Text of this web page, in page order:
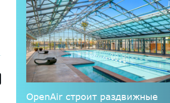
OpenAir строит раздвижные